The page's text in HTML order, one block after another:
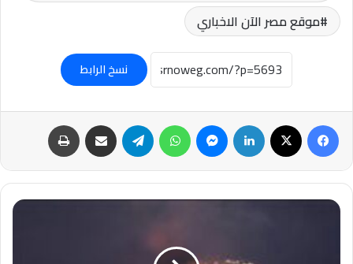
موقع مصر الآن الاخباري
نسخ الرابط
فيسبوك لينكدإن ماسنجر واتساب تيلقرام مشاركة عبر البريد
عاجل-